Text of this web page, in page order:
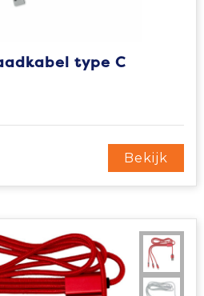
type C
Bekijk